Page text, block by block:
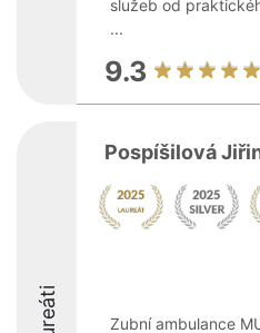
služeb od
...
9.3
Pospíšilová
Zubní ambulance